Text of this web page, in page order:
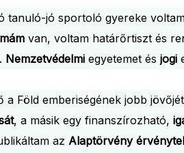
tanuló-jó sportoló gyereke
van, voltam határőrtiszt és
Nemzetvédelmi egyetemet és jogi
a Föld emberiségének jobb
, a másik egy finanszírozható,
az Alaptörvény